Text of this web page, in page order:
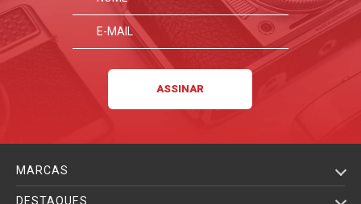
MARCAS
DESTAQUES